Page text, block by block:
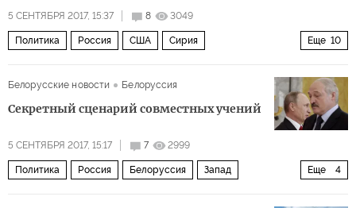
5 СЕНТЯБРЯ 2017, 15:37 8 3049
Еще 10
Политика Россия США Сирия
Сергей Лавров
Белорусские новости Белоруссия
Секретный сценарий совместных учений
5 СЕНТЯБРЯ 2017, 15:17 7 2999
Еще 4
Политика Россия Белоруссия Запад